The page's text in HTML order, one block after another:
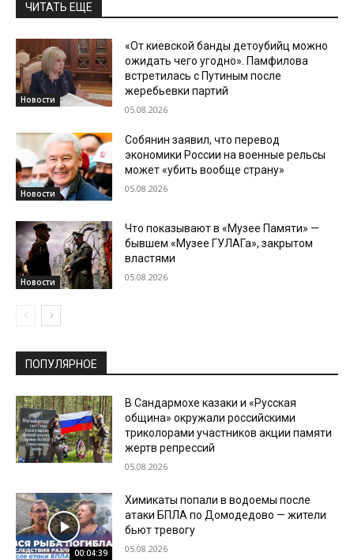
ЧИТАТЬ ЕЩЕ
Новости
«От киевской банды детоубийц можно
ожидать чего угодно». Памфилова
встретилась с Путиным после
жеребьевки партий
05.08.2026
Новости
Собянин заявил, что перевод
экономики России на военные рельсы
может «убить вообще страну»
05.08.2026
Новости
Что показывают в «Музее Памяти» —
бывшем «Музее ГУЛАГа», закрытом
властями
05.08.2026
ПОПУЛЯРНОЕ
В Сандармохе казаки и «Русская
община» окружали российскими
триколорами участников акции памяти
жертв репрессий
05.08.2026
00:04:39
Химикаты попали в водоемы после
атаки БПЛА по Домодедово — жители
бьют тревогу
05.08.2026